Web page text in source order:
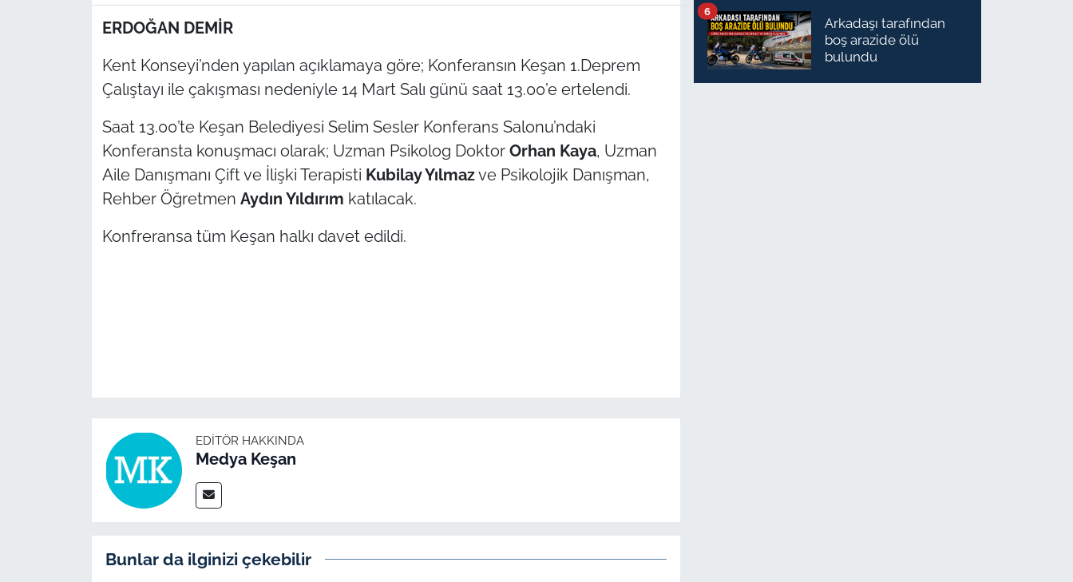
ERDOĞAN DEMİR
Kent Konseyi’nden yapılan açıklamaya göre; Konferansın Keşan 1.Deprem
Çalıştayı ile çakışması nedeniyle 14 Mart Salı günü saat 13.00’e ertelendi.
Saat 13.00’te Keşan Belediyesi Selim Sesler Konferans Salonu’ndaki
Konferansta konuşmacı olarak; Uzman Psikolog Doktor Orhan Kaya, Uzman
Aile Danışmanı Çift ve İlişki Terapisti Kubilay Yılmazve Psikolojik Danışman,
Rehber Öğretmen Aydın Yıldırım katılacak.
Konfreransa tüm Keşan halkı davet edildi.
EDITÖR HAKKINDA
Medya Keşan
Bunlar da ilginizi çekebilir
Arkadaşı tarafından
boş arazide ölü
bulundu
6
ÇANAKKALE
English News